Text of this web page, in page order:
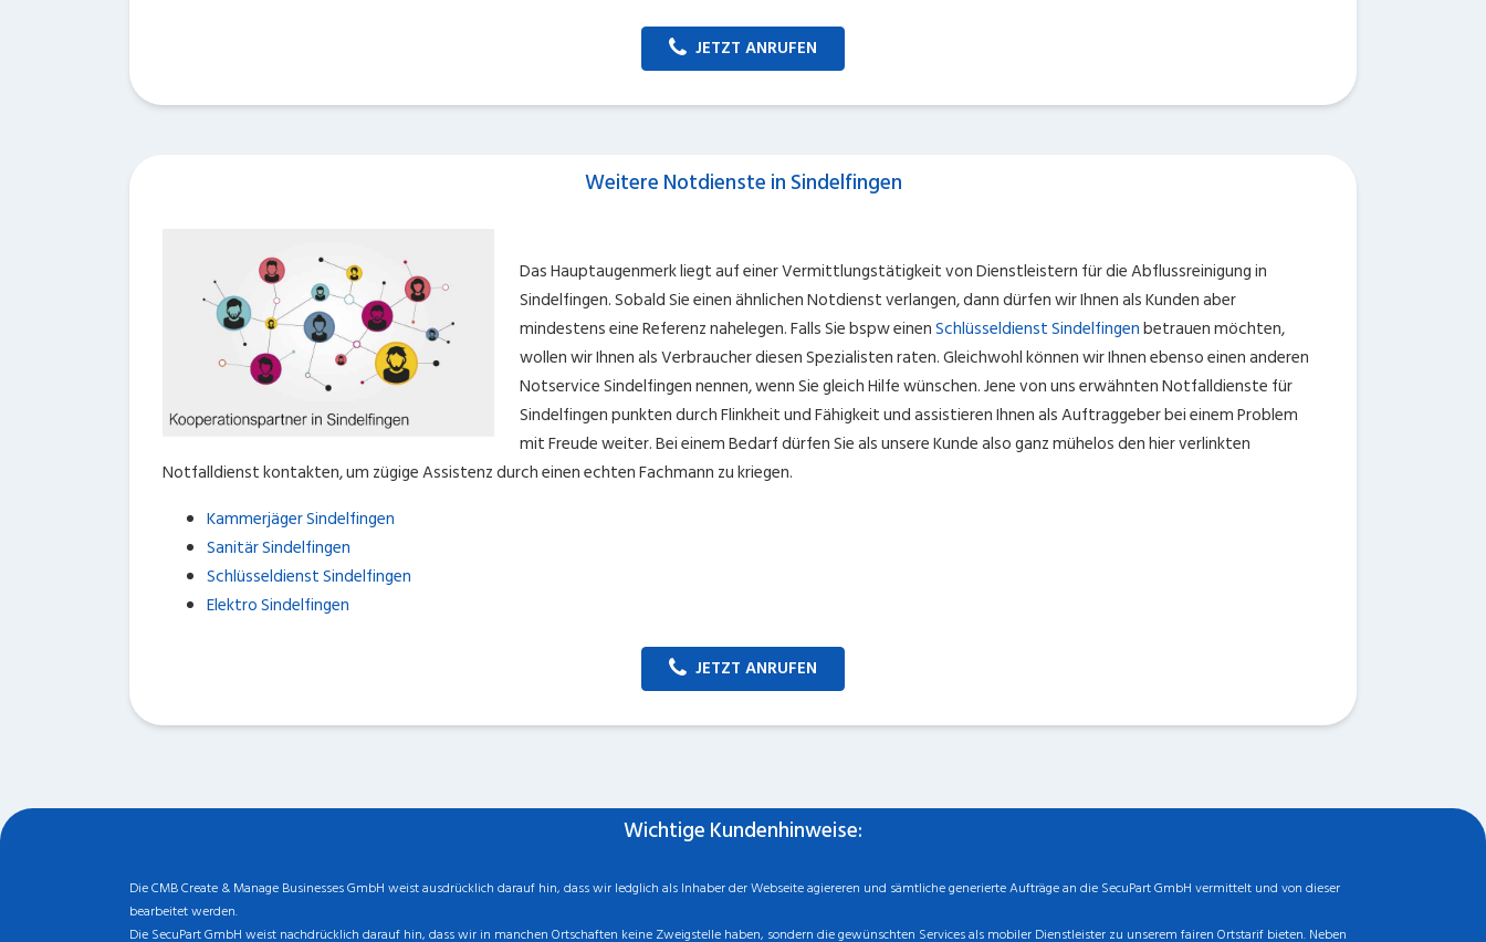
JETZT ANRUFEN
Weitere Notdienste in Sindelfingen
Das Hauptaugenmerk liegt auf einer Vermittlungstätigkeit von Dienstleistern für die Abflussreinigung in
Sindelfingen. Sobald Sie einen ähnlichen Notdienst verlangen, dann dürfen wir Ihnen als Kunden aber
mindestens eine Referenz nahelegen. Falls Sie bspw einenSchlüsseldienst Sindelfingenbetrauen möchten,
wollen wir Ihnen als Verbraucher diesen Spezialisten raten. Gleichwohl können wir Ihnen ebenso einen anderen
Notservice Sindelfingen nennen, wenn Sie gleich Hilfe wünschen. Jene von uns erwähnten Notfalldienste für
Sindelfingen punkten durch Flinkheit und Fähigkeit und assistieren Ihnen als Auftraggeber bei einem Problem
mit Freude weiter. Bei einem Bedarf dürfen Sie als unsere Kunde also ganz mühelos den hier verlinkten
Notfalldienst kontakten, um zügige Assistenz durch einen echten Fachmann zu kriegen.
Kammerjäger Sindelfingen
Sanitär Sindelfingen
Schlüsseldienst Sindelfingen
Elektro Sindelfingen
JETZT ANRUFEN
Wichtige Kundenhinweise:
Die CMB Create & Manage Businesses GmbH weist ausdrücklich darauf hin, dass wir ledglich als Inhaber der Webseite agiereren und sämtliche generierte Aufträge an die SecuPart GmbH vermittelt und von dieser
bearbeitet werden.
Die SecuPart GmbH weist nachdrücklich darauf hin, dass wir in manchen Ortschaften keine Zweigstelle haben, sondern die gewünschten Services als mobiler Dienstleister zu unserem fairen Ortstarif bieten. Neben